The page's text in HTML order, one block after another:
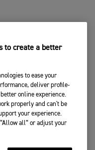
to create a better
to ease your
deliver profile-
online experience.
properly and can't be
your experience.
all” or adjust your